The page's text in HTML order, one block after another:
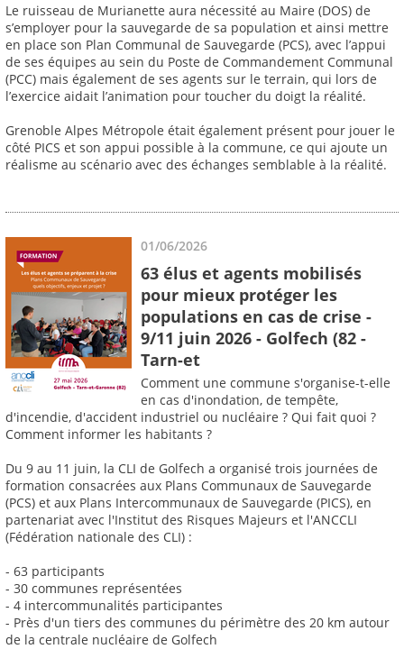
Le ruisseau de Murianette aura nécessité au Maire (DOS) de
s’employer pour la sauvegarde de sa population et ainsi mettre
en place son Plan Communal de Sauvegarde (PCS), avec l’appui
de ses équipes au sein du Poste de Commandement Communal
(PCC) mais également de ses agents sur le terrain, qui lors de
l’exercice aidait l’animation pour toucher du doigt la réalité.
Grenoble Alpes Métropole était également présent pour jouer le
côté PICS et son appui possible à la commune, ce qui ajoute un
réalisme au scénario avec des échanges semblable à la réalité.
01/06/2026
63 élus et agents mobilisés
pour mieux protéger les
populations en cas de crise -
9/11 juin 2026 - Golfech (82 -
Tarn-et
Comment une commune s'organise-t-elle
en cas d'inondation, de tempête,
d'incendie, d'accident industriel ou nucléaire ? Qui fait quoi ?
Comment informer les habitants ?
Du 9 au 11 juin, la CLI de Golfech a organisé trois journées de
formation consacrées aux Plans Communaux de Sauvegarde
(PCS) et aux Plans Intercommunaux de Sauvegarde (PICS), en
partenariat avec l'Institut des Risques Majeurs et l'ANCCLI
(Fédération nationale des CLI) :
- 63 participants
- 30 communes représentées
- 4 intercommunalités participantes
- Près d'un tiers des communes du périmètre des 20 km autour
de la centrale nucléaire de Golfech